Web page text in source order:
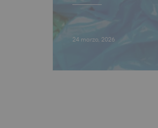
24 marzo, 2026